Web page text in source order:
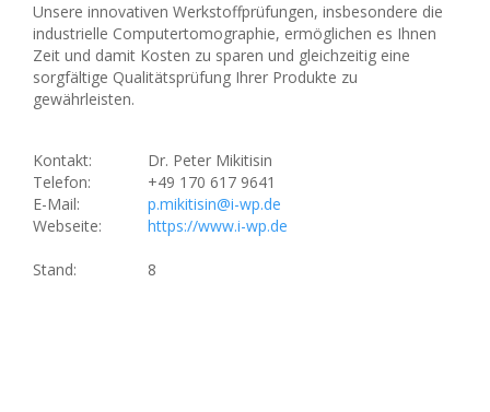
Unsere innovativen Werkstoffprüfungen, insbesondere die
industrielle Computertomographie, ermöglichen es Ihnen
Zeit und damit Kosten zu sparen und gleichzeitig eine
sorgfältige Qualitätsprüfung Ihrer Produkte zu
gewährleisten.
Kontakt:
Dr. Peter Mikitisin
Telefon:
+49 170 617 9641
E-Mail:
p.mikitisin@i-wp.de
Webseite:
https://www.i-wp.de
Stand: 8